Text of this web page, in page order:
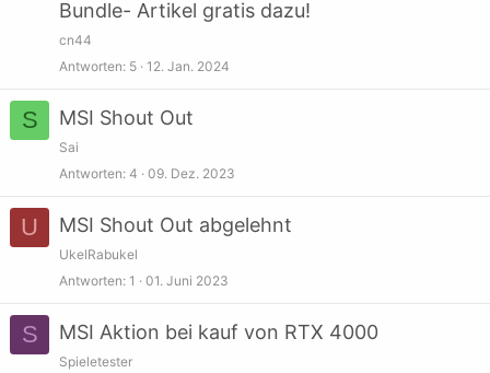
Bundle- Artikel gratis dazu!
cn44
Antworten 5 12. Jan. 2024
S MSI Shout Out
Sai
Antworten 4 09. Dez. 2023
U MSI Shout Out abgelehnt
UkelRabukel
Antworten 1 01. Juni 2023
S MSI Aktion bei kauf von RTX 4000
Spieletester